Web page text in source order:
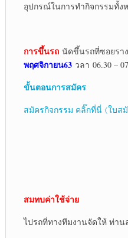
อุปกรณ์ในการทำกิจกรรมทั้ง
การขึ้นรถ นัดขึ้นรถที่ซอยรา
พฤศจิกายน63 วลา 06.30 –
ขั้นตอนการสมัคร
สมัครกิจกรรม คลิ๊กที่นี่ (ใบส
สมทบค่าใช้จ่าย
ไปรถที่ทางทีมงานจัดให้ ท่า